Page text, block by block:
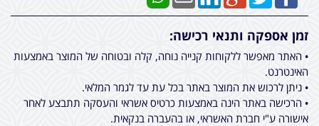
זמן אספקה ותנאי רכישה:
• האתר מאפשר ללקוחות קנייה נוחה, קלה ובטוחה של המוצר באמצעות
האינטרנט.
• ניתן לרכוש את המוצר באתר בכל עת עד לגמר המלאי.
• הרכישה באתר הינה באמצעות כרטיס אשראי והעסקה תתבצע לאחר
אישורה ע"י חברת האשראי, או בהעברה בנקאית.